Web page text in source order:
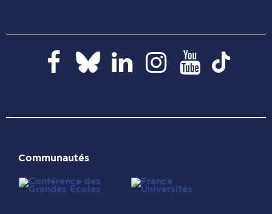
Paris
Dauphine
Facebook
Paris
Dauphine
Bluesky
Paris
Dauphine
LinkedIn
Paris
Dauphine
Instagram
ParisParis
Communautés